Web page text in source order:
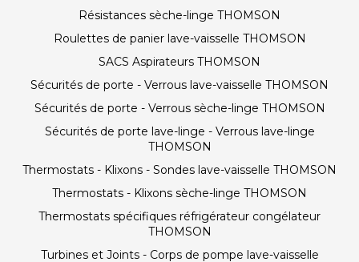
Résistances sèche-linge THOMSON
Roulettes de panier lave-vaisselle THOMSON
SACS Aspirateurs THOMSON
Sécurités de porte - Verrous lave-vaisselle THOMSON
Sécurités de porte - Verrous sèche-linge THOMSON
Sécurités de porte lave-linge - Verrous lave-linge
THOMSON
Thermostats - Klixons - Sondes lave-vaisselle THOMSON
Thermostats - Klixons sèche-linge THOMSON
Thermostats spécifiques réfrigérateur congélateur
THOMSON
Turbines et Joints - Corps de pompe lave-vaisselle